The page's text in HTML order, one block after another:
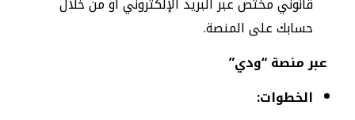
حسابك على المنصة.
عبر منصة “ودي”
الخطوات: